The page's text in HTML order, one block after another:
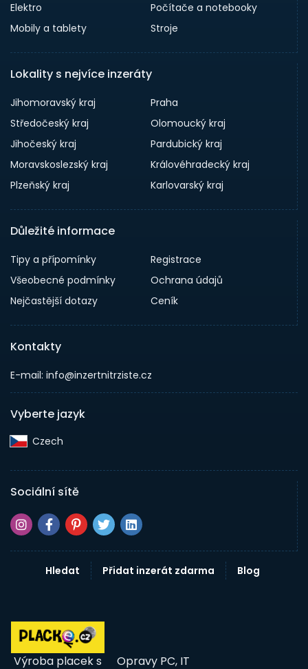
Elektro
Počítače a notebooky
Mobily a tablety
Stroje
Lokality s nejvíce inzeráty
Jihomoravský kraj
Praha
Středočeský kraj
Olomoucký kraj
Jihočeský kraj
Pardubický kraj
Moravskoslezský kraj
Královéhradecký kraj
Plzeňský kraj
Karlovarský kraj
Důležité informace
Tipy a přípomínky
Registrace
Všeobecné podmínky
Ochrana údajů
Nejčastější dotazy
Ceník
Kontakty
E-mail: info@inzertnitrziste.cz
Vyberte jazyk
Czech‎
Sociální sítě
Hledat Přidat inzerát zdarma Blog
Výroba placek s
Opravy PC, IT